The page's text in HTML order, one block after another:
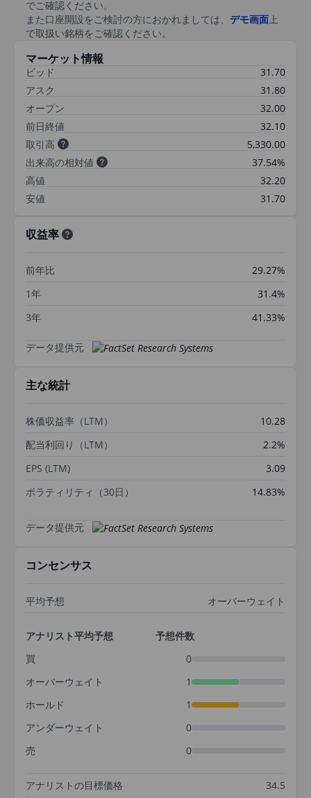
でご確認ください。
また口座開設をご検討の方におかれましては、 デモ画面 上
で取扱い銘柄をご確認ください。
マーケット情報
ビッド
31.70
アスク
31.80
オープン
32.00
前日終値
32.10
取引高
5,330.00
出来高の相対値
37.54%
高値
32.20
安値
31.70
収益率
前年比
29.27%
1年
31.4%
3年
41.33%
データ提供元
主な統計
株価収益率（LTM）
10.28
配当利回り（LTM）
2.2%
EPS (LTM)
3.09
ボラティリティ（30日）
14.83%
データ提供元
コンセンサス
平均予想 オーバーウェイト
アナリスト平均予想
予想件数
買
0
オーバーウェイト
1
ホールド
1
アンダーウェイト
0
売
0
アナリストの目標価格 34.5